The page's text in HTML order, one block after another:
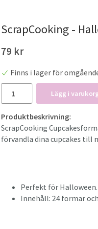
ScrapCooking -
79 kr
Finns i lager för
Lägg i
Produktbeskrivning:
ScrapCooking
förvandla dina cupcakes till
Perfekt för Halloween.
Innehåll: 24 formar